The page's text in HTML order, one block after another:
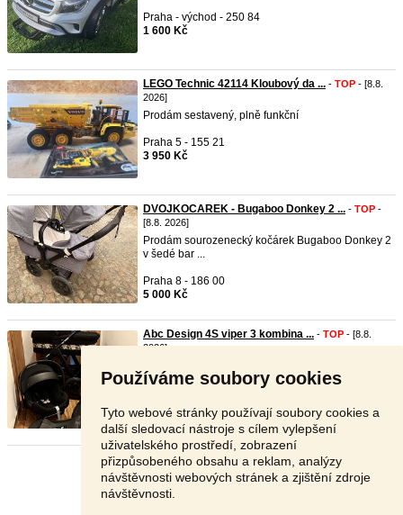
Používáme soubory cookies
Tyto webové stránky používají soubory cookies a
další sledovací nástroje s cílem vylepšení
uživatelského prostředí, zobrazení
přizpůsobeného obsahu a reklam, analýzy
návštěvnosti webových stránek a zjištění zdroje
návštěvnosti.
Praha - východ - 250 84
1 600 Kč
LEGO Technic 42114 Kloubový da ... - TOP - [8.8.
2026]
Prodám sestavený, plně funkční
Praha 5 - 155 21
3 950 Kč
DVOJKOCAREK - Bugaboo Donkey 2 ... - TOP -
[8.8. 2026]
Prodám sourozenecký kočárek Bugaboo Donkey 2
v šedé bar ...
Praha 8 - 186 00
5 000 Kč
Abc Design 4S viper 3 kombina ... - TOP - [8.8.
2026]
4 S viper ...
Praha 10 - 100 00
9 000 Kč
Stránka: 1 2 3 Další